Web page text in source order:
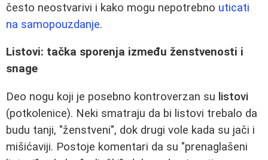
često neostvarivi i kako mogu nepotrebno uticati
na samopouzdanje.
Listovi: tačka sporenja između ženstvenosti i
snage
Deo nogu koji je posebno kontroverzan su listovi
(potkolenice). Neki smatraju da bi listovi trebalo da
budu tanji, "ženstveni", dok drugi vole kada su jači i
mišićaviji. Postoje komentari da su "prenaglašeni